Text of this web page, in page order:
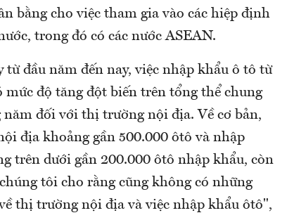
bằng cho việc tham gia vào các hiệp định
trong đó có các nước ASEAN.
đầu năm đến nay, việc nhập khẩu ô tô từ
mức độ tăng đột biến trên tổng thể chung
đối với thị trường nội địa. Về cơ bản,
địa khoảng gần 500.000 ôtô và nhập
trên dưới gần 200.000 ôtô nhập khẩu, còn
tôi cho rằng cũng không có những
thị trường nội địa và việc nhập khẩu ôtô",